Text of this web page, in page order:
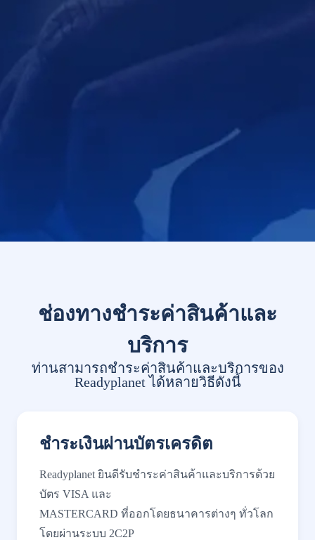
ช่องทางชำระค่าสินค้าและ
บริการ
ท่านสามารถชำระค่าสินค้าและบริการของ
Readyplanet ได้หลายวิธีดังนี้
ชำระเงินผ่านบัตรเครดิต
Readyplanet ยินดีรับชำระค่าสินค้าและบริการด้วย
บัตร VISA และ
MASTERCARD ที่ออกโดยธนาคารต่างๆ ทั่วโลก
โดยผ่านระบบ 2C2P